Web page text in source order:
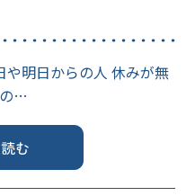
や明日からの人 休みが無
…
む